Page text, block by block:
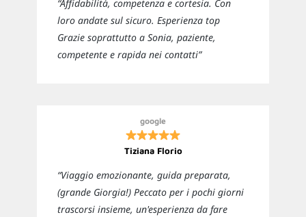
“Affidabilità, competenza e cortesia. Con
loro andate sul sicuro. Esperienza top
Grazie soprattutto a Sonia, paziente,
competente e rapida nei contatti”
google
Tiziana Florio
“Viaggio emozionante, guida preparata,
(grande Giorgia!) Peccato per i pochi giorni
trascorsi insieme, un'esperienza da fare